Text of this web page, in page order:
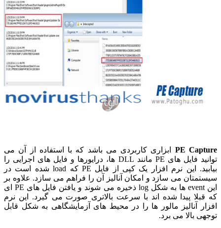
PE Capture ابزاری کاربردی می باشد که با استفاده از آن می
توانید فایل های PE مانند DLL ها، درایورها و فایل های اجرایی را
بیابید. این نرم افزار یک کپی از فایل PE که load شده است در
سیستمتان می سازد و امکان آنالیز آن را فراهم می سازد. علاوه بر
این event ها به شکل log ذخیره می شوند و یافتن فایل های PE ای
که قبلا پیدا شده اند با سرعت بالاتری صورت می گیرد. این نرم
افزار آنالیز مالور ها را در محیط های آزمایشگاهی به شکل قابل
توجهی بالا می برد.